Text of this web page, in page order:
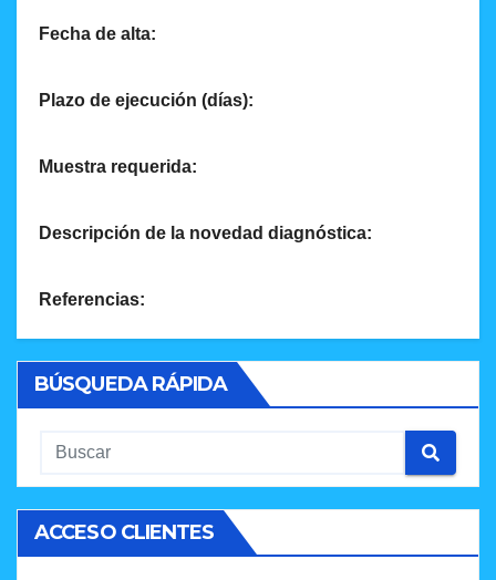
Fecha de alta:
Plazo de ejecución (días):
Muestra requerida:
Descripción de la novedad diagnóstica:
Referencias:
BÚSQUEDA RÁPIDA
ACCESO CLIENTES